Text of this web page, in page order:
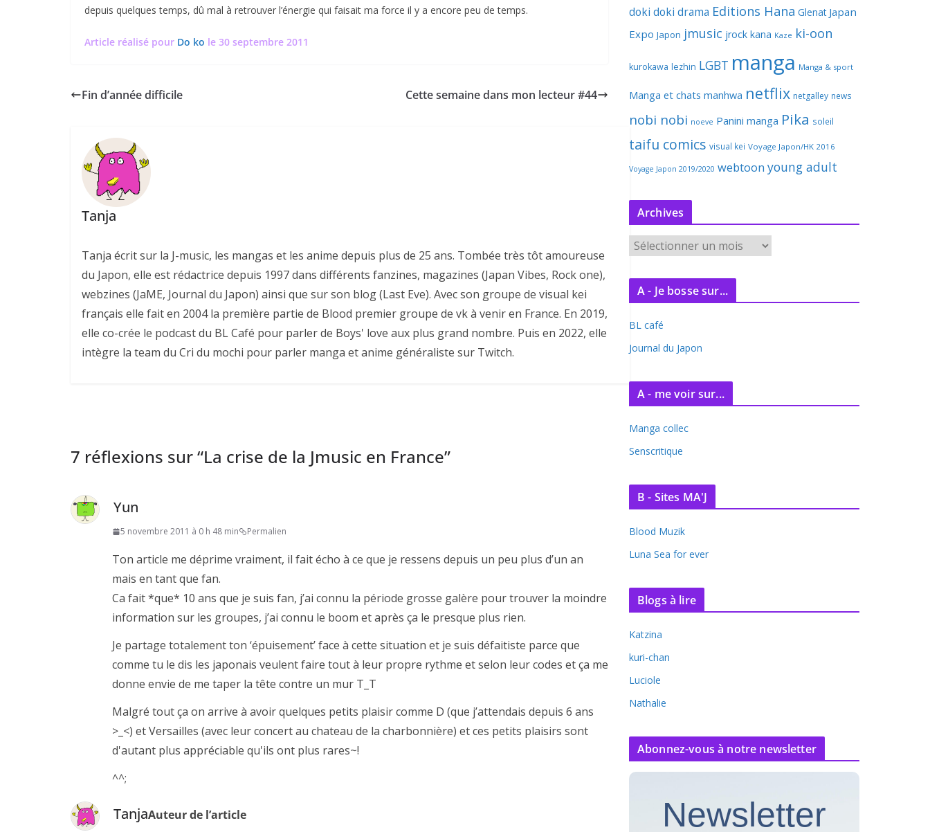
depuis quelques temps, dû mal à retrouver l’énergie qui faisait ma force il y a encore peu de temps.
Article réalisé pour Do ko le 30 septembre 2011
Fin d’année difficile Cette semaine dans mon lecteur #44
Tanja
Tanja écrit sur la J-music, les mangas et les anime depuis plus de 25 ans. Tombée très tôt amoureuse
du Japon, elle est rédactrice depuis 1997 dans différents fanzines, magazines (Japan Vibes, Rock one),
webzines (JaME, Journal du Japon) ainsi que sur son blog (Last Eve). Avec son groupe de visual kei
français elle fait en 2004 la première partie de Blood premier groupe de vk à venir en France. En 2019,
elle co-crée le podcast du BL Café pour parler de Boys' love aux plus grand nombre. Puis en 2022, elle
intègre la team du Cri du mochi pour parler manga et anime généraliste sur Twitch.
7 réflexions sur “La crise de la Jmusic en France”
Yun
5 novembre 2011 à 0 h 48 min Permalien
Ton article me déprime vraiment, il fait écho à ce que je ressens depuis un peu plus d’un an
mais en tant que fan.
Ca fait *que* 10 ans que je suis fan, j’ai connu la période grosse galère pour trouver la moindre
information sur les groupes, j’ai connu le boom et après ça le presque plus rien.
Je partage totalement ton ‘épuisement’ face à cette situation et je suis défaitiste parce que
comme tu le dis les japonais veulent faire tout à leur propre rythme et selon leur codes et ça me
donne envie de me taper la tête contre un mur T_T
Malgré tout ça on arrive à avoir quelques petits plaisir comme D (que j’attendais depuis 6 ans
>_<) et Versailles (avec leur concert au chateau de la charbonnière) et ces petits plaisirs sont
d'autant plus appréciable qu'ils ont plus rares~!
^^;
TanjaAuteur de l’article
doki doki drama Editions Hana Glenat Japan
Expo Japon jmusic jrock kana Kaze ki-oon
kurokawa lezhin LGBT manga Manga & sport
Manga et chats manhwa netflix netgalley news
nobi nobi noeve Panini manga Pika soleil
taifu comics visual kei Voyage Japon/HK 2016
Voyage Japon 2019/2020 webtoon young adult
Archives
r
c
v
e
A - Je bosse sur...
BL café
Journal du Japon
A - me voir sur...
Manga collec
Senscritique
B - Sites MA'J
Blood Muzik
Luna Sea for ever
Blogs à lire
Katzina
kuri-chan
Luciole
Nathalie
Abonnez-vous à notre newsletter
Newsletter